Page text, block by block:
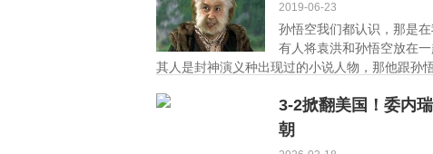
2019-06-23
孙悟空我们都认识，那是
有人将袁洪和孙悟空放在
其人是封神演义种出现过的小说人物，那他跟孙
3-2掀翻美国！委内
朝